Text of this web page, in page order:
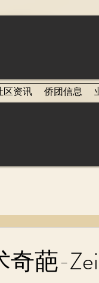
区资讯 侨团信息
葩-